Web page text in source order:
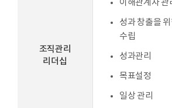
조직관리
리더십
이해관계자 관
성과 창출을
수립
성과관리
목표설정
일상 관리